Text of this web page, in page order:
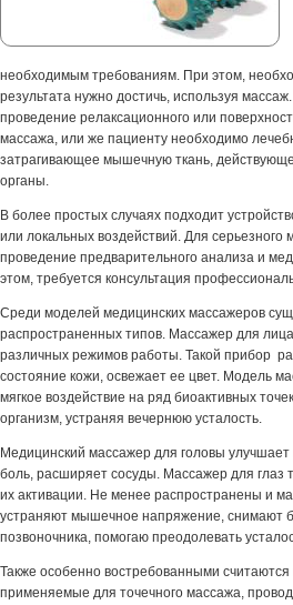
необходимым требованиям. При этом,
результата нужно достичь, используя
проведение релаксационного или
массажа, или же пациенту необходимо
затрагивающее мышечную ткань,
органы.
В более простых случаях подходит
или локальных воздействий. Для серьезного
проведение предварительного анализа и
этом, требуется консультация
Среди моделей медицинских массажеров
распространенных типов. Массажер для
различных режимов работы. Такой прибор
состояние кожи, освежает ее цвет. Модель
мягкое воздействие на ряд биоактивных
организм, устраняя вечернюю усталость.
Медицинский массажер для головы
боль, расширяет сосуды. Массажер для глаз
их активации. Не менее распространены и
устраняют мышечное напряжение, снимают
позвоночника, помогаю преодолевать
Также особенно востребованными
применяемые для точечного массажа,